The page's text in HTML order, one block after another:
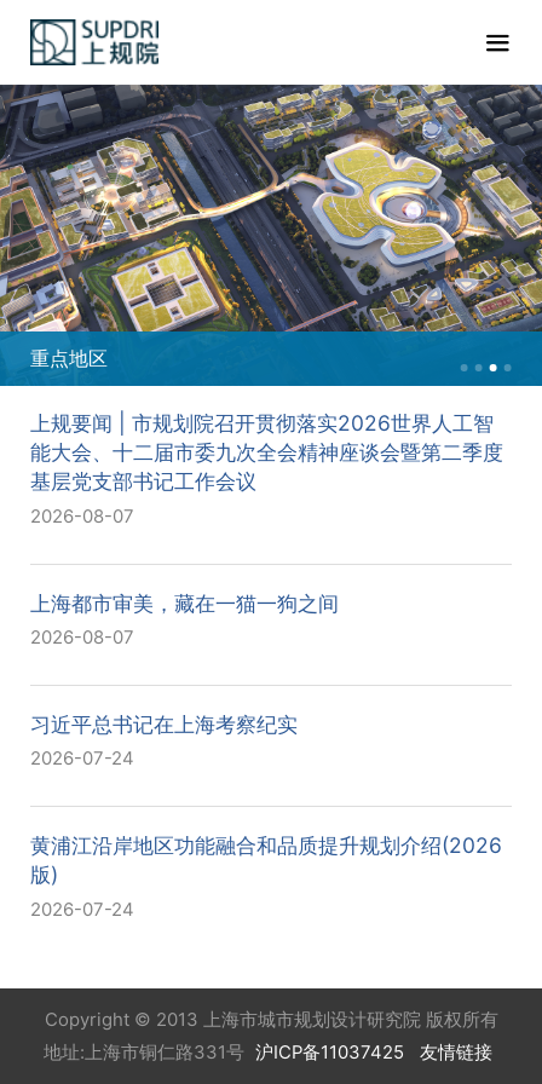
重点地区
上规要闻 | 市规划院召开贯彻落实2026世界人工智
能大会、十二届市委九次全会精神座谈会暨第二季度
基层党支部书记工作会议
2026-08-07
上海都市审美，藏在一猫一狗之间
2026-08-07
习近平总书记在上海考察纪实
2026-07-24
黄浦江沿岸地区功能融合和品质提升规划介绍(2026
版)
2026-07-24
Copyright © 2013 上海市城市规划设计研究院 版权所有
地址:上海市铜仁路331号 沪ICP备11037425 友情链接